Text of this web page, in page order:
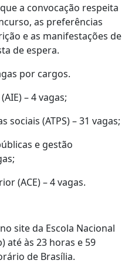
a convocação respeita
as preferências
e as manifestações de
de espera.
por cargos.
– 4 vagas;
(ATPS) – 31 vagas;
e gestão
(ACE) – 4 vagas.
site da Escola Nacional
até às 23 horas e 59
de Brasília.